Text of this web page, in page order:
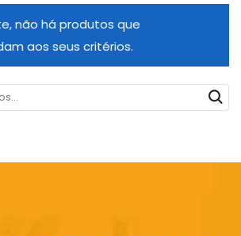
não há produtos que
aos seus critérios.